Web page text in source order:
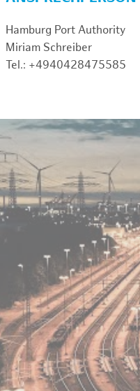
Hamburg Port Authority
Miriam Schreiber
Tel.: +4940428475585